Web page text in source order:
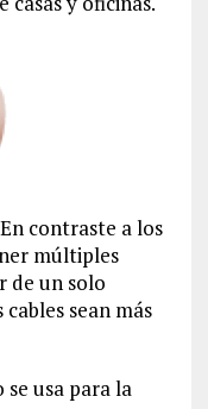
En contraste a los
múltiples
de un solo
sean más
usa para la